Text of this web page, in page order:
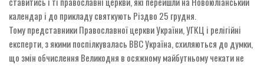
календар і до прикладу святкують Різдво 25 грудня.
Тому представники Православної церкви України, УГКЦ і релігійні
експерти, з якими поспілкувалась ВВС Україна, схиляються до думки,
що змін обчислення Великодня в осяжному майбутньому чекати не